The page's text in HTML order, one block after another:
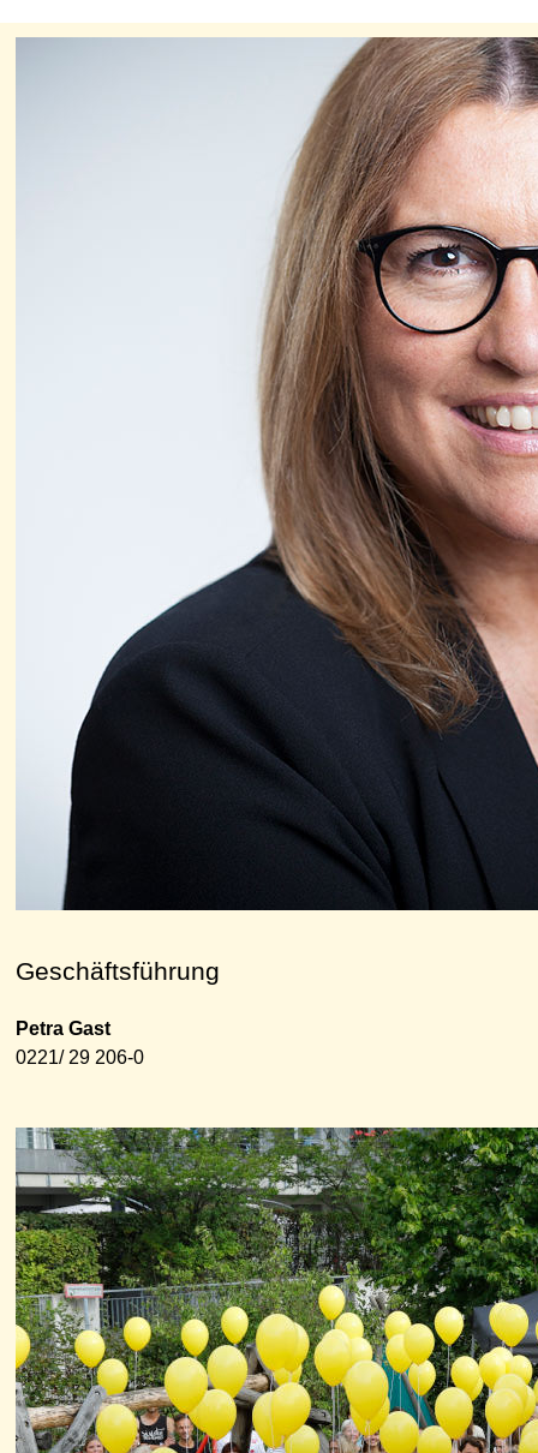
Geschäftsführung
Petra Gast
0221/ 29 206-0